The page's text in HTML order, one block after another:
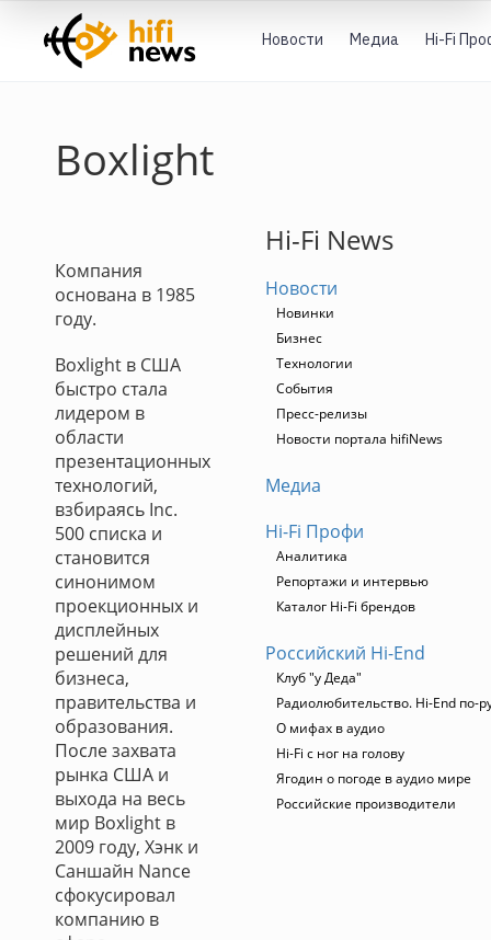
Новости Медиа Hi-Fi
Boxlight
Компания
основана в 1985
году.
Boxlight в США
быстро стала
лидером в
области
презентационных
технологий,
взбираясь Inc.
500 списка и
становится
синонимом
проекционных и
дисплейных
решений для
бизнеса,
правительства и
образования.
После захвата
рынка США и
выхода на весь
мир Boxlight в
2009 году, Хэнк и
Саншайн Nance
сфокусировал
компанию в
Hi-Fi News
Новости
Новинки
Бизнес
Технологии
События
Пресс-релизы
Новости портала hifiNews
Медиа
Hi-Fi Профи
Аналитика
Репортажи и интервью
Каталог Hi-Fi брендов
Российский Hi-End
Клуб "у Деда"
Радиолюбительство. Hi-End по-
О мифах в аудио
Hi-Fi с ног на голову
Ягодин о погоде в аудио мире
Российские производители